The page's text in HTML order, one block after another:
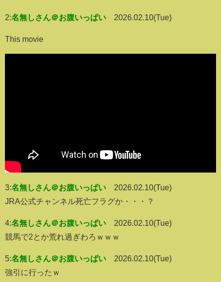
2:名無しさん＠お腹いっぱい 2026.02.10(Tue)
This movie
3:名無しさん＠お腹いっぱい
2026.02.10(Tue)
JRA公式チャンネル死亡フラグか・・・？
4:名無しさん＠お腹いっぱい
2026.02.10(Tue)
競馬で2とか荒れ過ぎわろｗｗｗ
5:名無しさん＠お腹いっぱい
2026.02.10(Tue)
強引に行ったｗ